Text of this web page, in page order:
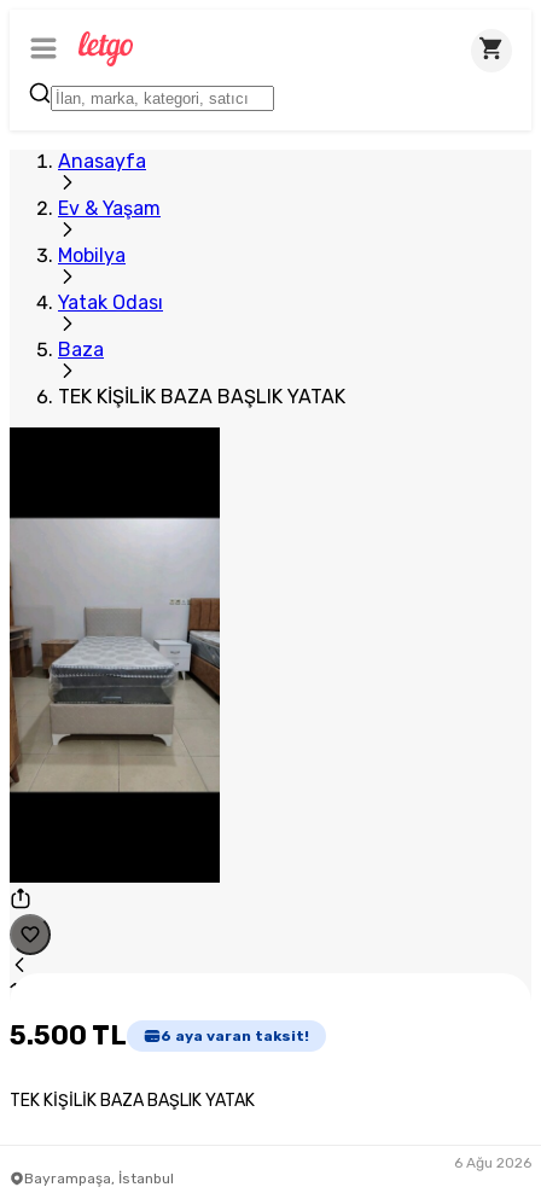
Anasayfa
Ev & Yaşam
Mobilya
Yatak Odası
Baza
TEK KİŞİLİK BAZA BAŞLIK YATAK
1
Plus Satıcı
5.500 TL 6 aya varan taksit!
TEK KİŞİLİK BAZA BAŞLIK YATAK
Bayrampaşa, İstanbul
6 Ağu 2026